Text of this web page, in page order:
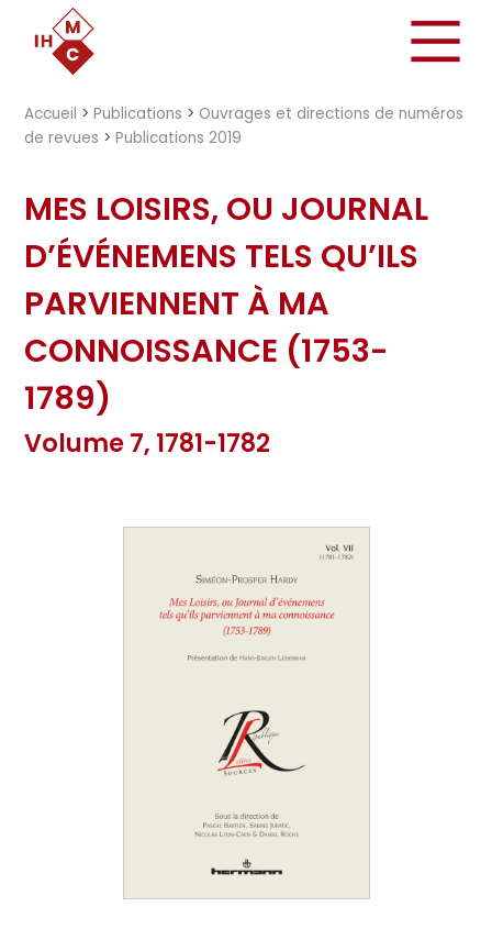
Accueil >Publications > Ouvrages et directions de numéros
de revues >Publications 2019
MES LOISIRS, OU JOURNAL
D’ÉVÉNEMENS TELS QU’ILS
PARVIENNENT À MA
CONNOISSANCE (1753-
1789)
Volume 7, 1781-1782